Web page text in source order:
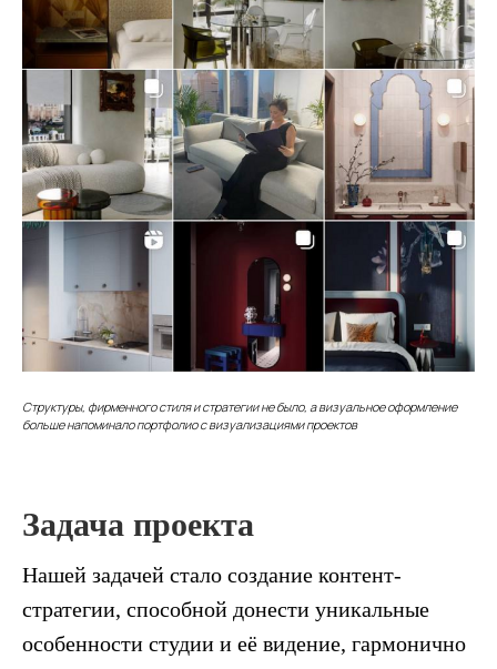
Структуры, фирменного стиля и стратегии не было, а визуальное оформление
больше напоминало портфолио с визуализациями проектов
Задача проекта
Нашей задачей стало создание контент-
стратегии, способной донести уникальные
особенности студии и её видение, гармонично